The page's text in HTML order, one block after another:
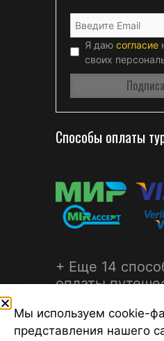
Я даю согласие
своих
Способы оплаты
+ Еще 14
оплаты
Мы используем cookie-
представления нашего